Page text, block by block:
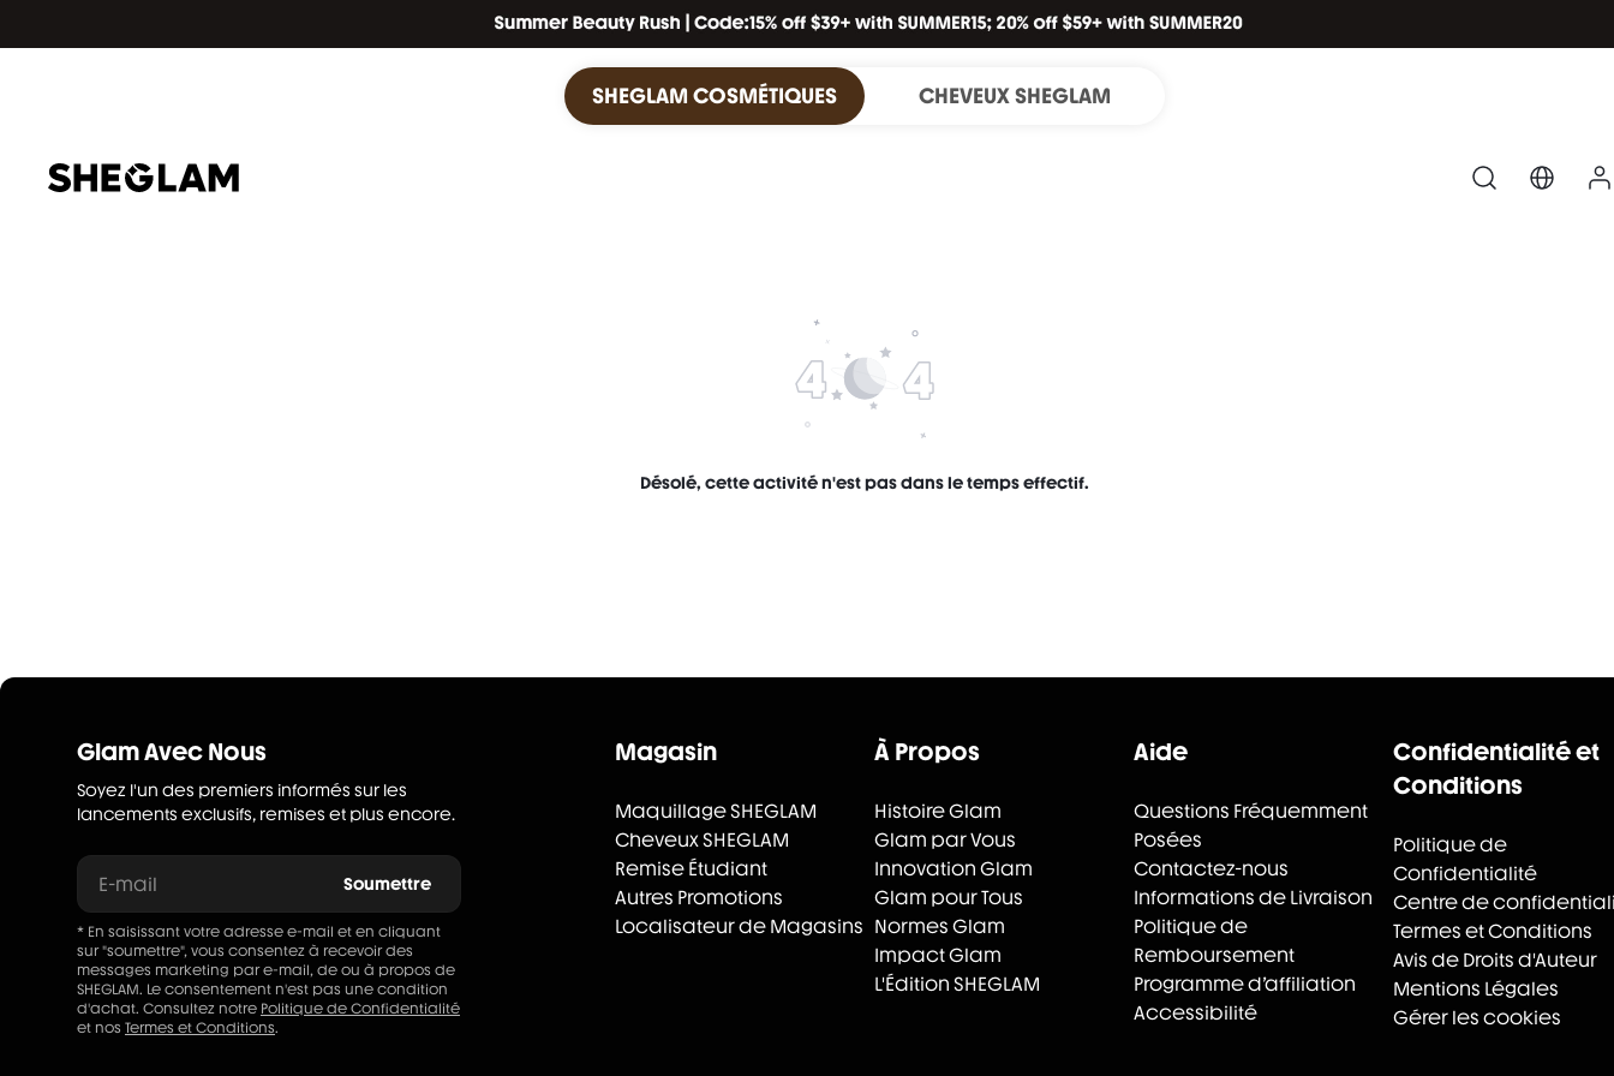
SHEGLAM COSMÉTIQUES CHEVEUX SHEGLAM
Désolé, cette activité n'est pas dans le temps effectif.
Glam Avec Nous
Soyez l'un des premiers informés sur les
lancements exclusifs, remises et plus encore.
E-mail Soumettre
* En saisissant votre adresse e-mail et en cliquant
sur "soumettre", vous consentez à recevoir des
messages marketing par e-mail, de ou à propos de
SHEGLAM. Le consentement n'est pas une condition
d'achat. Consultez notre Politique de Confidentialité
et nos Termes et Conditions.
Magasin
Maquillage SHEGLAM
Cheveux SHEGLAM
Remise Étudiant
Autres Promotions
Localisateur de Magasins
À Propos
Histoire Glam
Glam par Vous
Innovation Glam
Glam pour Tous
Normes Glam
Impact Glam
L'Édition SHEGLAM
Aide
Questions Fréquemment
Posées
Contactez-nous
Informations de Livraison
Politique de
Remboursement
Programme d’affiliation
Accessibilité
Confidentialité et
Conditions
Politique de
Confidentialité
Centre de
Termes et Conditions
Avis de Droits d'Auteur
Mentions Légales
Gérer les cookies